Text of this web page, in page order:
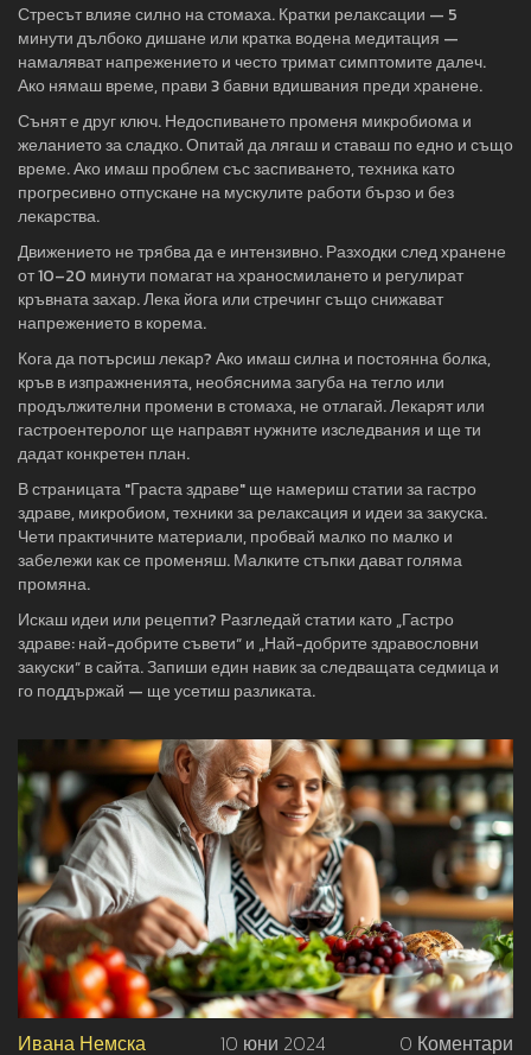
Стресът влияе силно на стомаха. Кратки релаксации — 5
минути дълбоко дишане или кратка водена медитация —
намаляват напрежението и често тримат симптомите далеч.
Ако нямаш време, прави 3 бавни вдишвания преди хранене.
Сънят е друг ключ. Недоспиването променя микробиома и
желанието за сладко. Опитай да лягаш и ставаш по едно и също
време. Ако имаш проблем със заспиването, техника като
прогресивно отпускане на мускулите работи бързо и без
лекарства.
Движението не трябва да е интензивно. Разходки след хранене
от 10–20 минути помагат на храносмилането и регулират
кръвната захар. Лека йога или стречинг също снижават
напрежението в корема.
Кога да потърсиш лекар? Ако имаш силна и постоянна болка,
кръв в изпражненията, необяснима загуба на тегло или
продължителни промени в стомаха, не отлагай. Лекарят или
гастроентеролог ще направят нужните изследвания и ще ти
дадат конкретен план.
В страницата "Граста здраве" ще намериш статии за гастро
здраве, микробиом, техники за релаксация и идеи за закуска.
Чети практичните материали, пробвай малко по малко и
забележи как се променяш. Малките стъпки дават голяма
промяна.
Искаш идеи или рецепти? Разгледай статии като „Гастро
здраве: най-добрите съвети“ и „Най-добрите здравословни
закуски“ в сайта. Запиши един навик за следващата седмица и
го поддържай — ще усетиш разликата.
Ивана Немска 10 юни 2024 0 Коментари